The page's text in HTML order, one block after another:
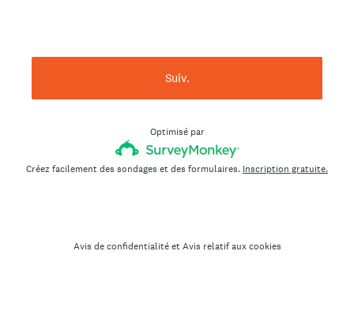
Suiv.
Optimisé par
Créez facilement des sondages et des formulaires. Inscription gratuite.
Avis de confidentialitéet Avis relatif aux cookies